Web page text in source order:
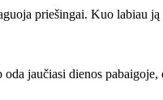
priešingai. Kuo labiau
jaučiasi dienos